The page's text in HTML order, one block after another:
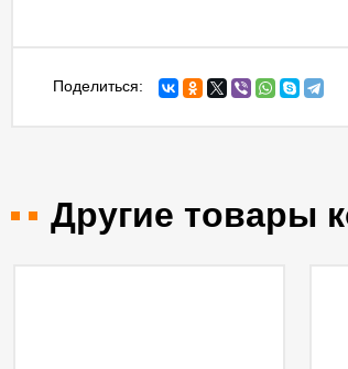
Поделиться:
Другие товары